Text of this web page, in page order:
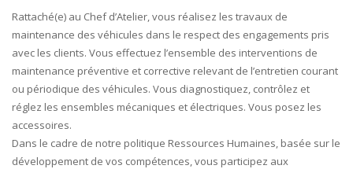
Rattaché(e) au Chef d’Atelier, vous réalisez les travaux de
maintenance des véhicules dans le respect des engagements pris
avec les clients. Vous effectuez l’ensemble des interventions de
maintenance préventive et corrective relevant de l’entretien courant
ou périodique des véhicules. Vous diagnostiquez, contrôlez et
réglez les ensembles mécaniques et électriques. Vous posez les
accessoires.
Dans le cadre de notre politique Ressources Humaines, basée sur le
développement de vos compétences, vous participez aux